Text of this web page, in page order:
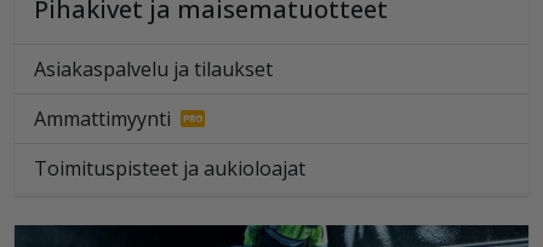
Pihakivet ja maisematuotteet
Asiakaspalvelu ja tilaukset
Ammattimyynti
Toimituspisteet ja aukioloajat